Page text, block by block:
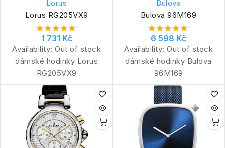
Lorus
Lorus RG205VX9
1 731 Kč
Availability: Out of stock
dámské hodinky Lorus
RG205VX9
Bulova
Bulova 96M169
6 598 Kč
Availability: Out of stock
dámské hodinky Bulova
96M169